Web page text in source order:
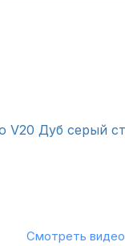
Смотреть видео